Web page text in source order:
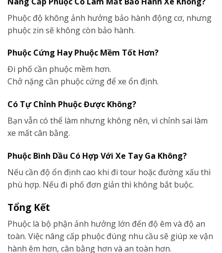
Phuộc độ không ảnh hưởng bảo hành động cơ, nhưng
phuộc zin sẽ không còn bảo hành.
Phuộc Cứng Hay Phuộc Mềm Tốt Hơn?
Đi phố cần phuộc mềm hơn.
Chở nặng cần phuộc cứng để xe ổn định.
Có Tự Chỉnh Phuộc Được Không?
Bạn vẫn có thể làm nhưng không nên, vì chỉnh sai làm
xe mất cân bằng.
Phuộc Bình Dầu Có Hợp Với Xe Tay Ga Không?
Nếu cần độ ổn định cao khi đi tour hoặc đường xấu thì
phù hợp. Nếu đi phố đơn giản thì không bắt buộc.
Tổng Kết
Phuộc là bộ phận ảnh hưởng lớn đến độ êm và độ an
toàn. Việc nâng cấp phuộc đúng nhu cầu sẽ giúp xe vận
hành êm hơn, cân bằng hơn và an toàn hơn.